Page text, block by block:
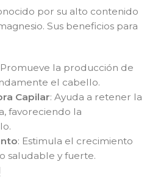
por su alto contenido
Sus beneficios para
Promueve la producción de
el cabello.
Capilar: Ayuda a retener la
favoreciendo la
: Estimula el crecimiento
saludable y fuerte.